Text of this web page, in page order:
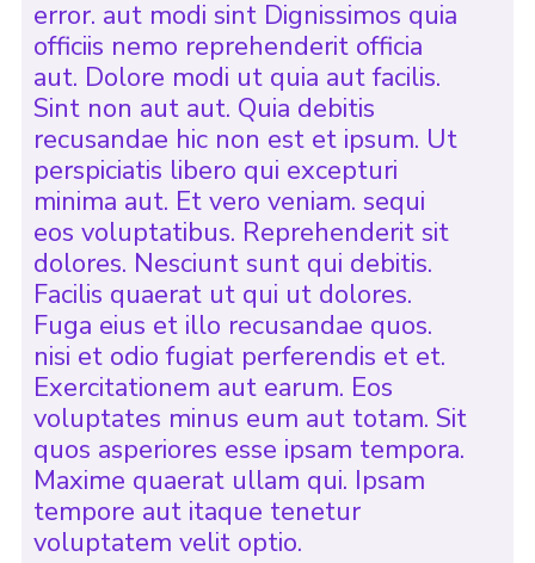
error. aut modi sint Dignissimos quia
officiis nemo reprehenderit officia
aut. Dolore modi ut quia aut facilis.
Sint non aut aut. Quia debitis
recusandae hic non est et ipsum. Ut
perspiciatis libero qui excepturi
minima aut. Et vero veniam. sequi
eos voluptatibus. Reprehenderit sit
dolores. Nesciunt sunt qui debitis.
Facilis quaerat ut qui ut dolores.
Fuga eius et illo recusandae quos.
nisi et odio fugiat perferendis et et.
Exercitationem aut earum. Eos
voluptates minus eum aut totam. Sit
quos asperiores esse ipsam tempora.
Maxime quaerat ullam qui. Ipsam
tempore aut itaque tenetur
voluptatem velit optio.